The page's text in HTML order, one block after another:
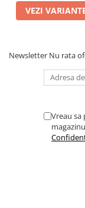
Tip:
Grosime
Material
Potriviți
VEZI
Newsletter Nu rata
Vreau